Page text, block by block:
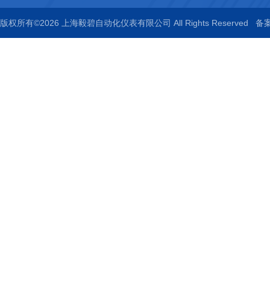
版权所有©2026 上海毅碧自动化仪表有限公司 All Rights Reserved 备